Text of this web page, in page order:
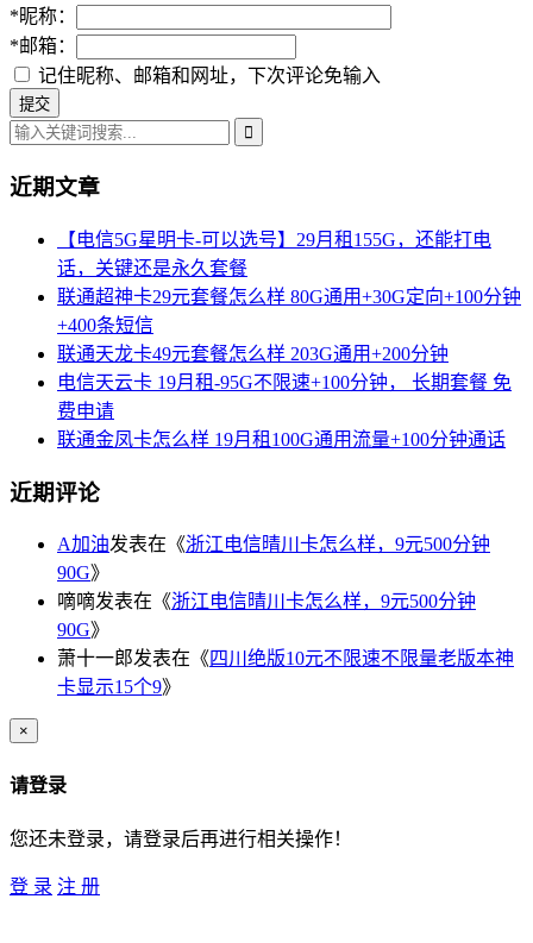
*昵称：
*邮箱：
记住昵称、邮箱和网址，下次评论免输入
近期文章
【电信5G星明卡-可以选号】29月租155G，还能打电
话，关键还是永久套餐
联通超神卡29元套餐怎么样 80G通用+30G定向+100分钟
+400条短信
联通天龙卡49元套餐怎么样 203G通用+200分钟
电信天云卡 19月租-95G不限速+100分钟， 长期套餐 免
费申请
联通金凤卡怎么样 19月租100G通用流量+100分钟通话
近期评论
A加油发表在《浙江电信晴川卡怎么样，9元500分钟
90G》
嘀嘀发表在《浙江电信晴川卡怎么样，9元500分钟
90G》
萧十一郎发表在《四川绝版10元不限速不限量老版本神
卡显示15个9》
×
请登录
您还未登录，请登录后再进行相关操作！
登 录 注 册